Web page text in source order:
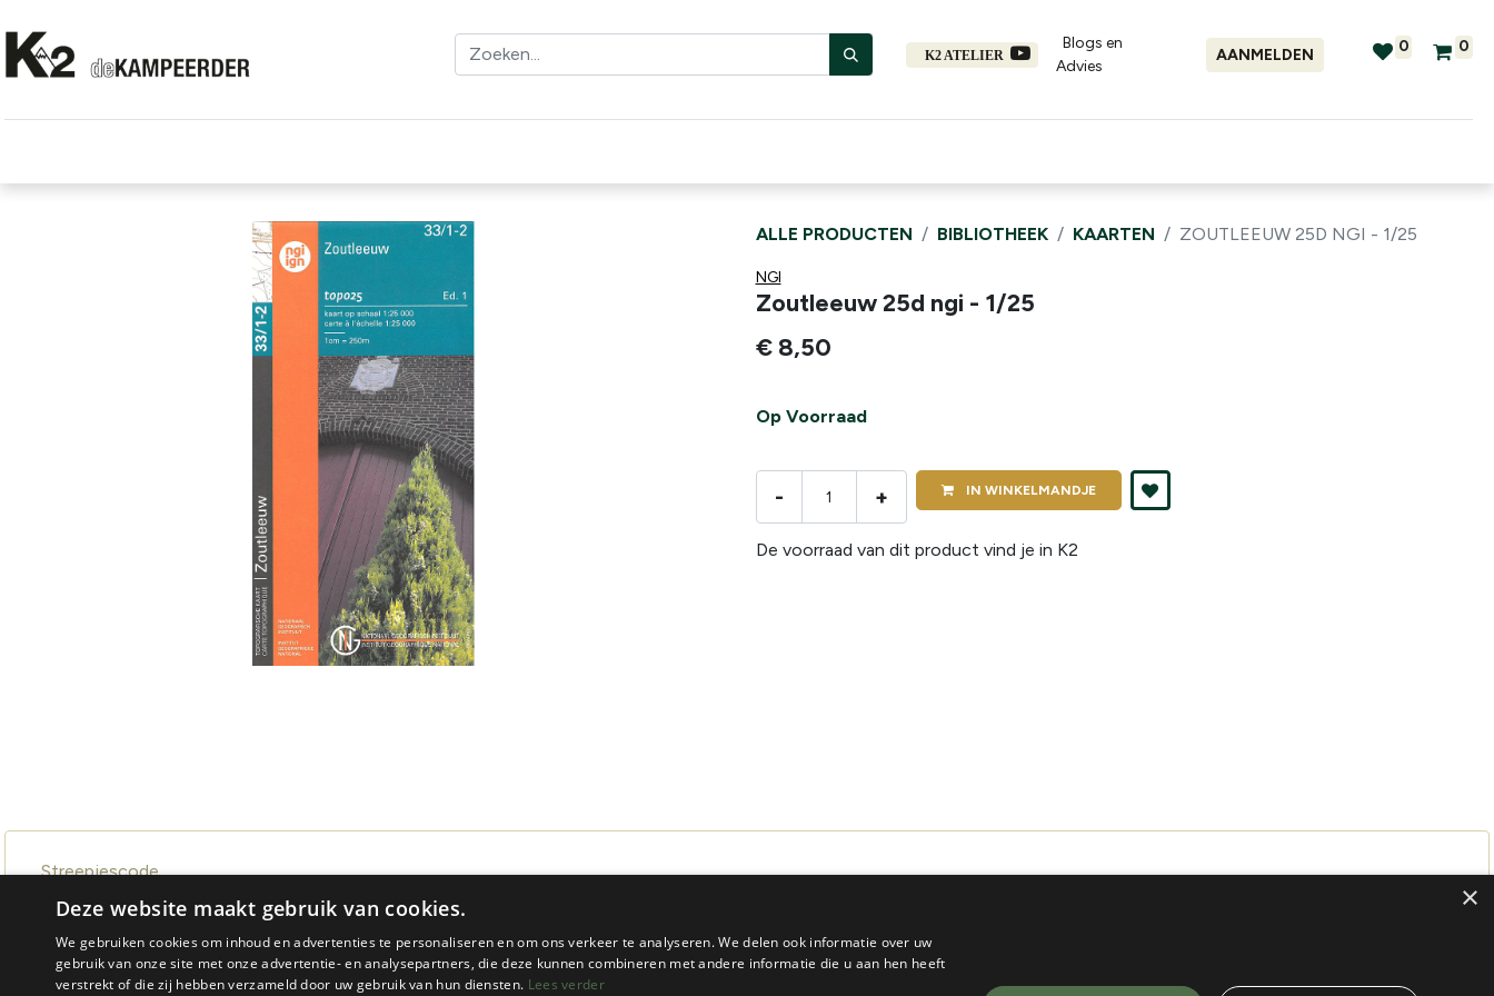
K2 ATELIER
Blogs en
Advies​
AANMELDEN 0 0
ALLE PRODUCTEN BIBLIOTHEEK KAARTEN ZOUTLEEUW 25D NGI - 1/25
NGI
Zoutleeuw 25d ngi - 1/25
€ 8,50
Op Voorraad
- + IN WINKELMANDJE
De voorraad van dit product vind je in K2
Streepjescode
×
Deze website maakt gebruik van cookies.
We gebruiken cookies om inhoud en advertenties te personaliseren en om ons verkeer te analyseren. We delen ook informatie over uw
gebruik van onze site met onze advertentie- en analysepartners, die deze kunnen combineren met andere informatie die u aan hen heeft
verstrekt of die zij hebben verzameld door uw gebruik van hun diensten. Lees verder